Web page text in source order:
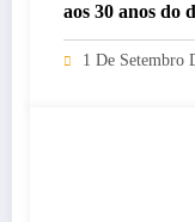
aos 30 anos do
Zodíaco”
1 De Setembro